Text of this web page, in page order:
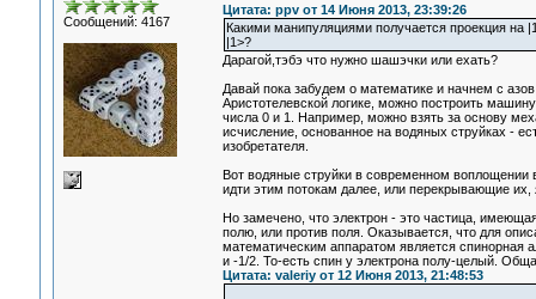
Сообщений: 4167
Цитата: ppv от 14 Июня 2013, 23:39:26
Какими манипуляциями получается проекция на
|1>?
Дарагой,тэбэ что нужно шашэчки или ехать?
Давай пока забудем о математике и начнем с
Аристотелевской логике, можно построить
числа 0 и 1. Например, можно взять за основу
исчисление, основанное на водяных струйках -
изобретателя.
Вот водяные струйки в современном
идти этим потокам далее, или перекрывающие их,
Но замечено, что электрон - это частица,
полю, или против поля. Оказывается, что для
математическим аппаратом является спинорная
и -1/2. То-есть спин у электрона полу-целый.
Цитата: valeriy от 12 Июня 2013, 21:48:53